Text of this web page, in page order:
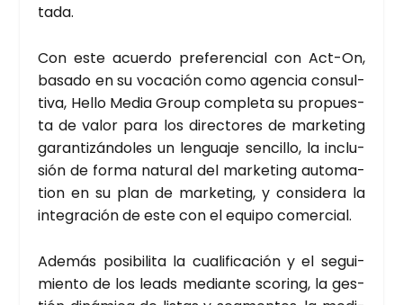
ta­da.
Con este acuer­do pre­fe­ren­cial con Act-On,
basa­do en su voca­ción como agen­cia con­sul­
ti­va, Hello Media Group com­ple­ta su pro­pues­
ta de valor para los direc­to­res de mar­ke­ting
garan­ti­zán­do­les un len­gua­je sen­ci­llo, la inclu­
sión de for­ma natu­ral del mar­ke­ting auto­ma­
tion en su plan de mar­ke­ting, y con­si­de­ra la
inte­gra­ción de este con el equi­po comer­cial.
Ade­más posi­bi­li­ta la cua­li­fi­ca­ción y el segui­
mien­to de los leads median­te sco­ring, la ges­